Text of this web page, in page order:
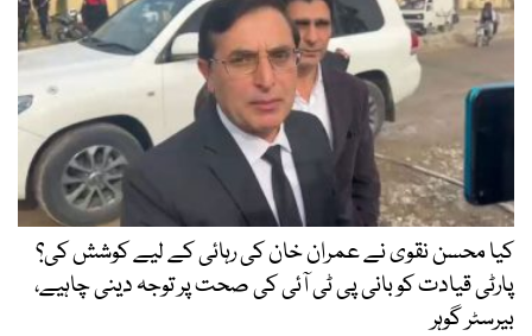
کیا محسن نقوی نے عمران خان کی رہائی کے لیے کوشش کی؟
پارٹی قیادت کو بانی پی ٹی آئی کی صحت پر توجہ دینی چاہیے،
بیرسٹر گوہر